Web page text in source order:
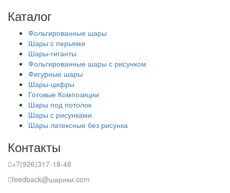
Каталог
Фольгированные шары
Шары с перьями
Шары-гиганты
Фольгированные шары с рисунком
Фигурные шары
Шары-цифры
Готовые Композиции
Шары под потолок
Шары с рисунками
Шары латексные без рисунка
Контакты
+7(926)317-18-48
feedback@шарики.com